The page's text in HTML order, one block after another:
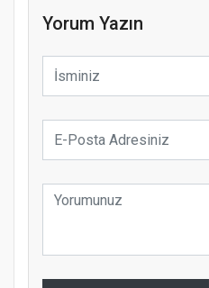
Yorum Yazın